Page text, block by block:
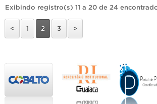
Exibindo registro(s) 11 a 20 de 24
< 1 2 3 >